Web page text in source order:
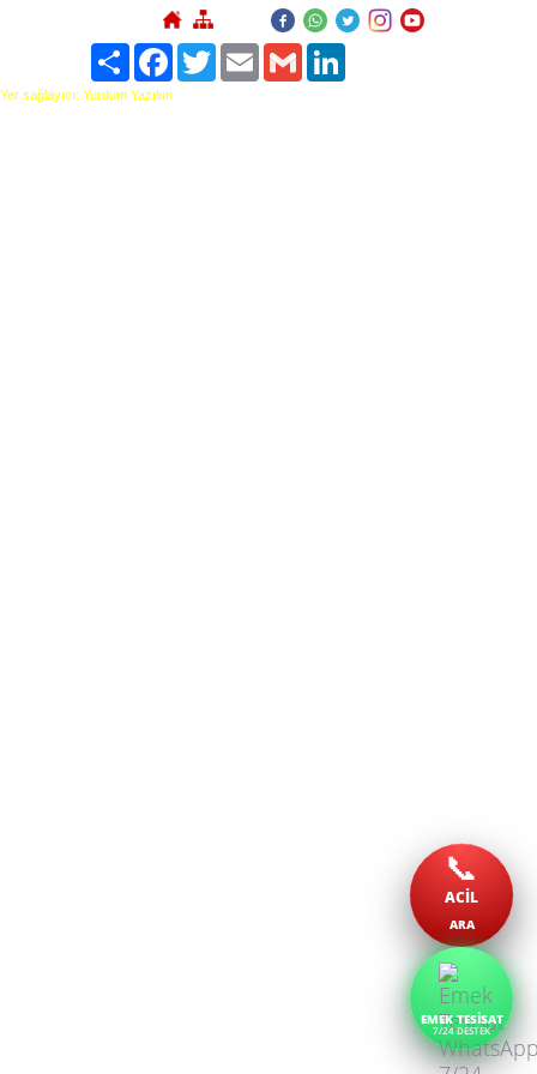
📞
ACİL
ARA
EMEK TESİSAT
7/24 DESTEK
PaylaşFacebook
TwitterEmailGmail
Yer sağlayıcı: Yurdum Yazılım